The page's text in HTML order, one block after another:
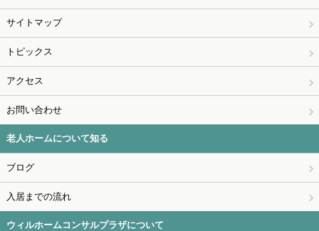
サイトマップ
トピックス
アクセス
お問い合わせ
老人ホームについて知る
ブログ
入居までの流れ
ウィルホームコンサルプラザについて